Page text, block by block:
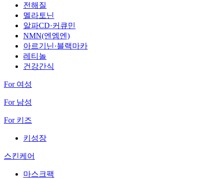
전해질
멜라토닌
알파CD·커큐민
NMN(엔엠엔)
아르기닌·블랙마카
레티놀
건강간식
For 여성
For 남성
For 키즈
키성장
스킨케어
마스크팩